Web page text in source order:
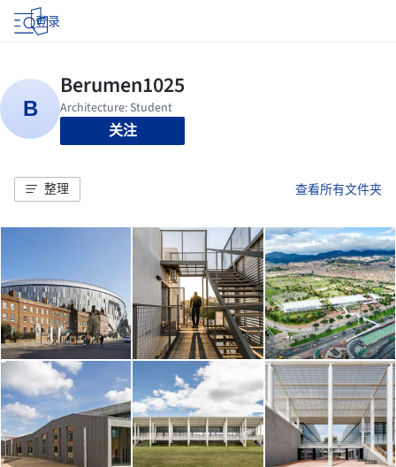
登录
关注
整理 查看所有文件夹